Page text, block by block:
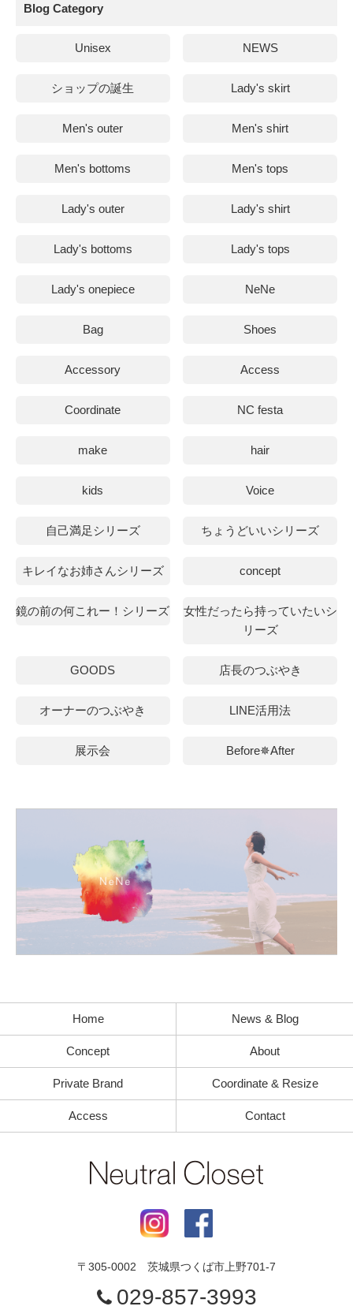
Blog Category
Unisex NEWS
ショップの誕生 Lady's skirt
Men's outer Men's shirt
Men's bottoms Men's tops
Lady's outer Lady's shirt
Lady's bottoms Lady's tops
Lady's onepiece NeNe
Bag Shoes
Accessory Access
Coordinate NC festa
make hair
kids Voice
自己満足シリーズ ちょうどいいシリーズ
キレイなお姉さんシリーズ concept
鏡の前の何これー！シリーズ
女性だったら持っていたいシ
リーズ
GOODS 店長のつぶやき
オーナーのつぶやき LINE活用法
展示会 Before✵After
Home News & Blog
Concept About
Private Brand Coordinate & Resize
Access Contact
〒 305-0002 茨城県つくば市 上野701-7
029-857-3993